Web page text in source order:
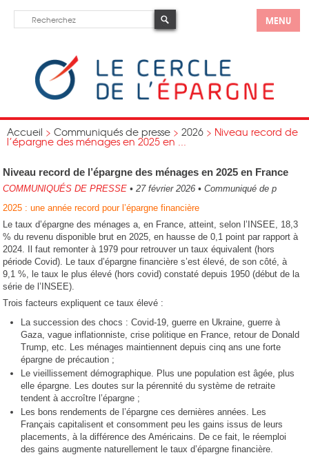
MENU
Accueil > Communiqués de presse > 2026 > Niveau record de
l’épargne des ménages en 2025 en ...
Niveau record de l’épargne des ménages en 2025 en France
COMMUNIQUÉS DE PRESSE • 27 février 2026• Communiqué de p
2025 : une année record pour l’épargne financière
Le taux d’épargne des ménages a, en France, atteint, selon l’INSEE, 18,3
% du revenu disponible brut en 2025, en hausse de 0,1 point par rapport à
2024. Il faut remonter à 1979 pour retrouver un taux équivalent (hors
période Covid). Le taux d’épargne financière s’est élevé, de son côté, à
9,1 %, le taux le plus élevé (hors covid) constaté depuis 1950 (début de la
série de l’INSEE).
Trois facteurs expliquent ce taux élevé :
La succession des chocs : Covid-19, guerre en Ukraine, guerre à
Gaza, vague inflationniste, crise politique en France, retour de Donald
Trump, etc. Les ménages maintiennent depuis cinq ans une forte
épargne de précaution ;
Le vieillissement démographique. Plus une population est âgée, plus
elle épargne. Les doutes sur la pérennité du système de retraite
tendent à accroître l’épargne ;
Les bons rendements de l’épargne ces dernières années. Les
Français capitalisent et consomment peu les gains issus de leurs
placements, à la différence des Américains. De ce fait, le réemploi
des gains augmente naturellement le taux d’épargne financière.